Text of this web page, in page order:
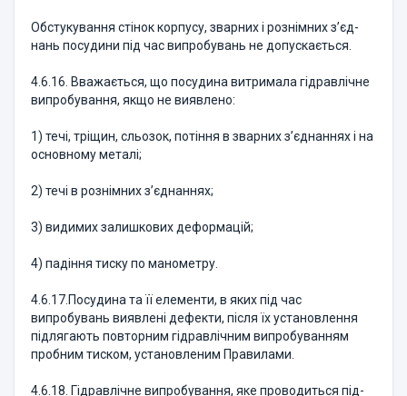
Обстукування стінок корпусу, зварних і рознімних з’єд­
нань посудини під час випробувань не допускається.
4.6.16. Вважається, що посудина витримала гідравлічне
випробування, якщо не виявлено:
1) течі, тріщин, сльозок, потіння в зварних з’єднаннях і на
основному металі;
2) течі в рознімних з’єднаннях;
3) видимих залишкових деформацій;
4) падіння тиску по манометру.
4.6.17.Посудина та її елементи, в яких під час
випробувань виявлені дефекти, після їх установлення
підлягають повторним гідравлічним випробуванням
пробним тиском, установленим Правилами.
4.6.18. Гідравлічне випробування, яке проводиться під­